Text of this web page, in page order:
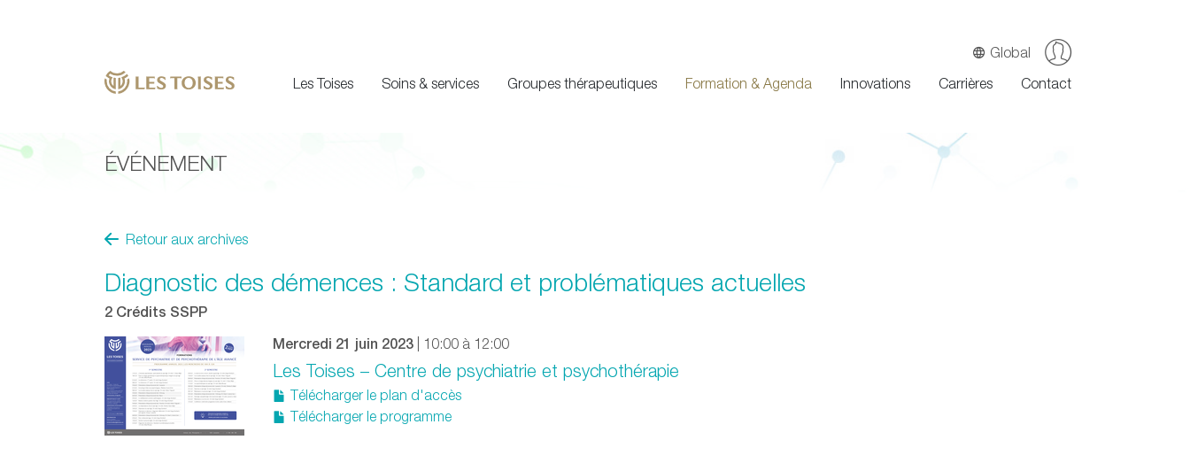
Les Toises Soins & services Groupes thérapeutiques Formation & Agenda Innovations Carrières Contact
Global
ÉVÉNEMENT
Retour aux archives
Diagnostic des démences : Standard et problématiques actuelles
2 Crédits SSPP
Mercredi 21 juin 2023 | 10:00 à 12:00
Les Toises – Centre de psychiatrie et psychothérapie
Télécharger le plan d'accès
Télécharger le programme